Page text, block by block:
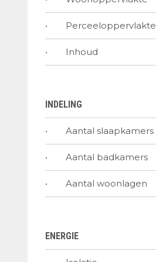
Perceeloppervlakte
Inhoud
INDELING
Aantal slaapkamers
Aantal badkamers
Aantal woonlagen
ENERGIE